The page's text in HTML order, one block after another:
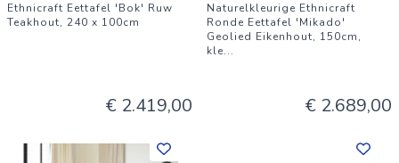
Ethnicraft Eettafel 'Bok' Ruw
Teakhout, 240 x 100cm
€ 2.419,00
Naturelkleurige Ethnicraft
Ronde Eettafel 'Mikado'
Geolied Eikenhout, 150cm,
kle...
€ 2.689,00